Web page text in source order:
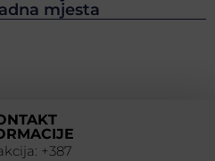
mjesta
+387